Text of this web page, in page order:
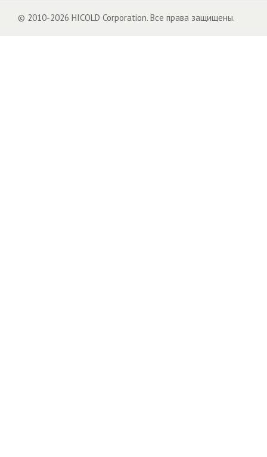
© 2010-2026 HICOLD Corporation. Все права защищены.